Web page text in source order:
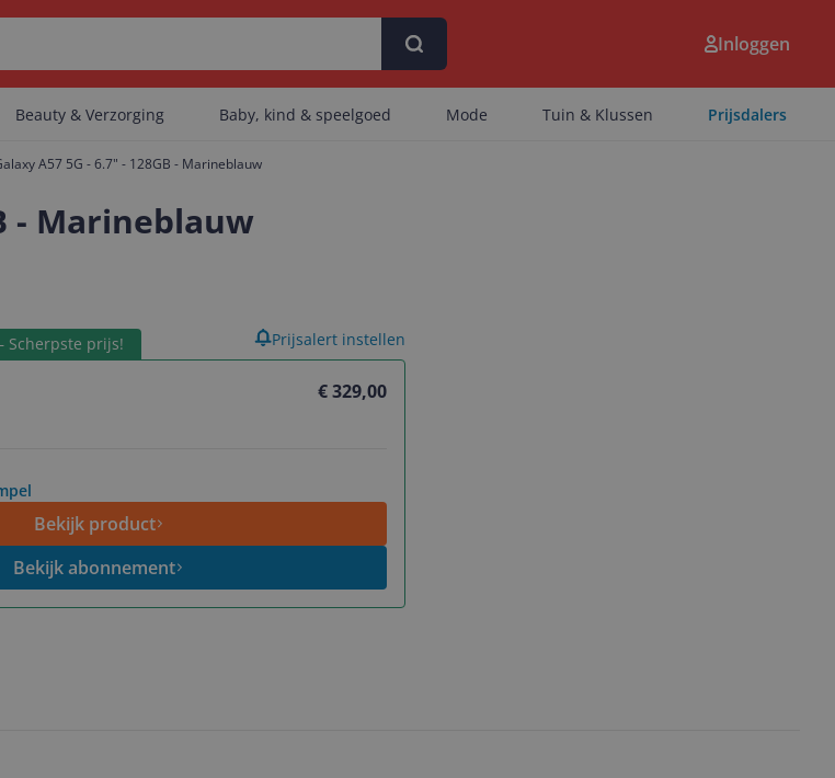
categorieën gevonden.
Inloggen
Beauty & Verzorging Baby, kind & speelgoed Mode Tuin & Klussen Prijsdalers
A57 5G - 6.7" - 128GB - Marineblauw
- Marineblauw
Scherpste prijs!
€ 329,00
Bekijk product
Bekijk abonnement
Prijsalert instellen